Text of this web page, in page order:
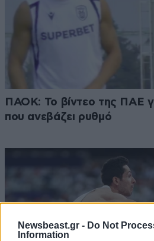
Newsbeast.gr - Do Not
Information
ΠΑΟΚ: Το βίντεο της ΠΑΕ
που ανεβάζει ρυθμό